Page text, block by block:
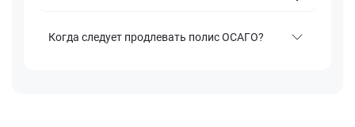
Когда следует продлевать полис ОСАГО?